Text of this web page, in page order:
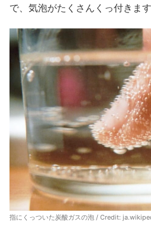
で、気泡がたくさんくっ付きます
指にくっついた炭酸ガスの泡 / Credit: